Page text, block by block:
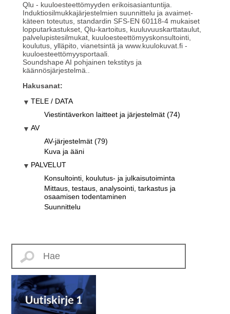
Qlu - kuuloesteettömyyden erikoisasiantuntija.
Induktiosilmukkajärjestelmien suunnittelu ja avaimet-
käteen toteutus, standardin SFS-EN 60118-4 mukaiset
lopputarkastukset, Qlu-kartoitus, kuuluvuuskarttataulut,
palvelupistesilmukat, kuuloesteettömyyskonsultointi,
koulutus, ylläpito, vianetsintä ja www.kuulokuvat.fi -
kuuloesteettömyysportaali.
Soundshape AI pohjainen tekstitys ja
käännösjärjestelmä..
Hakusanat:
TELE / DATA
Viestintäverkon laitteet ja järjestelmät (74)
AV
AV-järjestelmät (79)
Kuva ja ääni
PALVELUT
Konsultointi, koulutus- ja julkaisutoiminta
Mittaus, testaus, analysointi, tarkastus ja
osaamisen todentaminen
Suunnittelu